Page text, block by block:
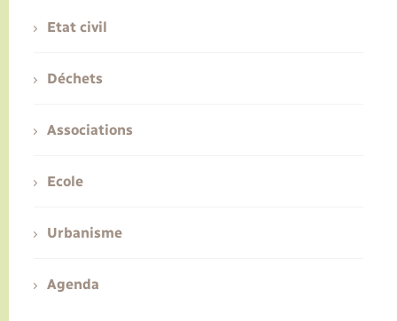
Etat civil
Déchets
Associations
Ecole
Urbanisme
Agenda